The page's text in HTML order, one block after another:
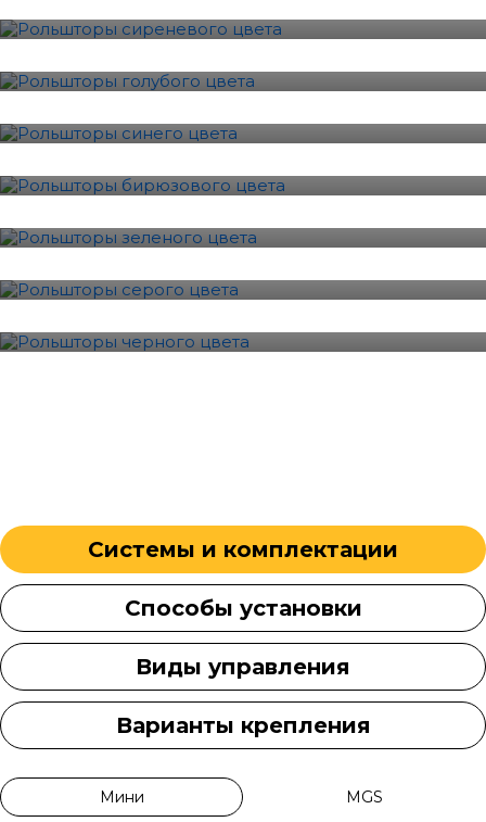
Голубой
Синий
Бирюзовый
Зеленый
Серый
Черный
Системы и комплектации
Способы установки
Виды управления
Варианты крепления
Мини MGS